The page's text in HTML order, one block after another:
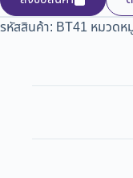
รหัสสินค้า: BT41 หมวดห